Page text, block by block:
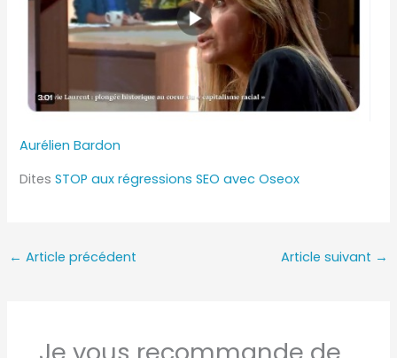
Aurélien Bardon
DitesSTOP aux régressions SEO avec Oseox
← Article précédent Article suivant →